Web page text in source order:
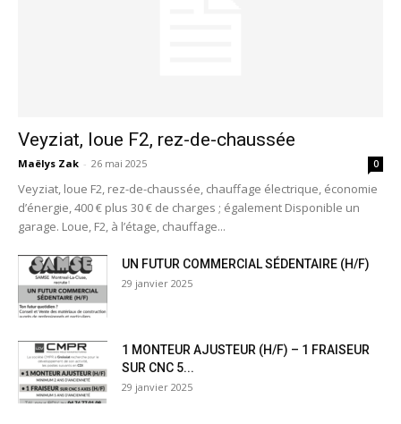
Veyziat, loue F2, rez-de-chaussée
Maëlys Zak - 26 mai 2025 0
Veyziat, loue F2, rez-de-chaussée, chauffage électrique, économie
d’énergie, 400 € plus 30 € de charges ; également Disponible un
garage. Loue, F2, à l’étage, chauffage...
UN FUTUR COMMERCIAL SÉDENTAIRE (H/F)
29 janvier 2025
1 MONTEUR AJUSTEUR (H/F) – 1 FRAISEUR
SUR CNC 5...
29 janvier 2025